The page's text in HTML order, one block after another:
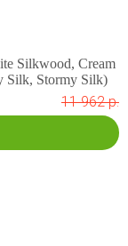
Silkwood, Cream
Silk, Stormy Silk)
11 962 р.